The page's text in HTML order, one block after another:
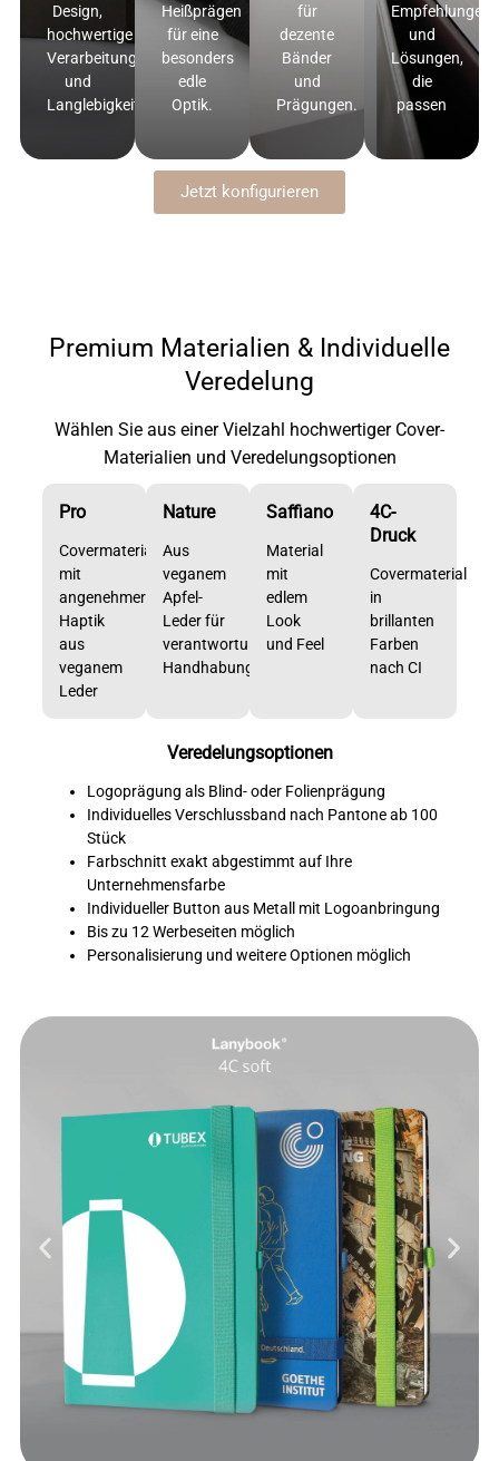
Design,
hochwertige
Verarbeitung
und
Langlebigkeit
Heißprägen
für eine
besonders
edle
Optik.
für
dezente
Bänder
und
Prägungen.
Empfehlungen
und
Lösungen,
die
passen
Jetzt konfigurieren
Wählen Sie aus einer Vielzahl hochwertiger Cover-
Materialien und Veredelungsoptionen
Premium Materialien & Individuelle
Veredelung
Pro
Covermaterial
mit
angenehmer
Haptik
aus
veganem
Leder
Nature
Aus
veganem
Apfel-
Leder für
verantwortungsvolle
Handhabung
Saffiano
Material
mit
edlem
Look
und Feel
4C-
Druck
Covermaterial
in
brillanten
Farben
nach CI
Veredelungsoptionen
Logoprägung als Blind- oder Folienprägung
Individuelles Verschlussband nach Pantone ab 100
Stück
Farbschnitt exakt abgestimmt auf Ihre
Unternehmensfarbe
Individueller Button aus Metall mit Logoanbringung
Bis zu 12 Werbeseiten möglich
Personalisierung und weitere Optionen möglich